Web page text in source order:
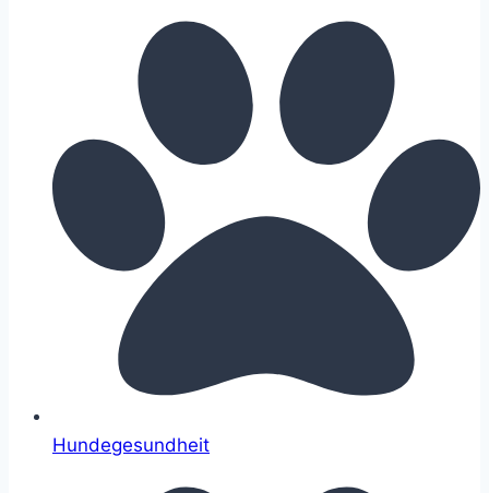
Hundegesundheit